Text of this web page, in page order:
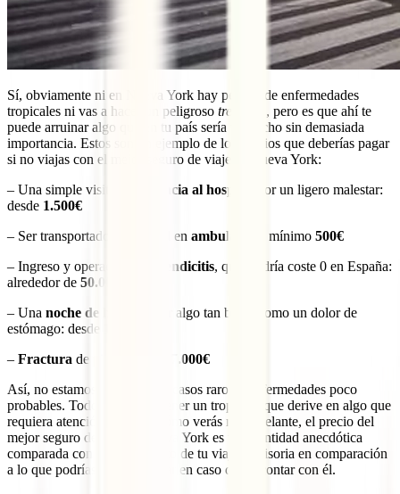
Sí, obviamente ni en Nueva York hay peligro de enfermedades
tropicales ni vas a hacer un peligroso trekking
, pero es que ahí te
puede arruinar algo que en tu país sería un hecho sin demasiada
importancia. Estos son un ejemplo de los precios que deberías pagar
si no viajas con el mejor seguro de viajes a Nueva York:
– Una simple visita de
urgencia al hospital
por un ligero malestar:
desde 1.500€
– Ser transportado al hospital en ambulancia : mínimo 500€
– Ingreso y operación de
apendicitis, que tendría coste 0 en España:
alrededor de 50.000€
– Una noche de hospital
por algo tan banal como un dolor de
estómago: desde
– Fractura de pierna: desde
7.000€
Así, no estamos hablando de casos raros o enfermedades poco
probables. Todos podemos tener un tropezón que derive en algo que
requiera atención médica. Cómo verás más adelante, el precio del
mejor seguro de viaje a Nueva York es una cantidad anecdótica
comparada con el presupuesto de tu viaje e irrisoria en comparación
a lo que podrías llegar a pagar en caso de no contar con él.